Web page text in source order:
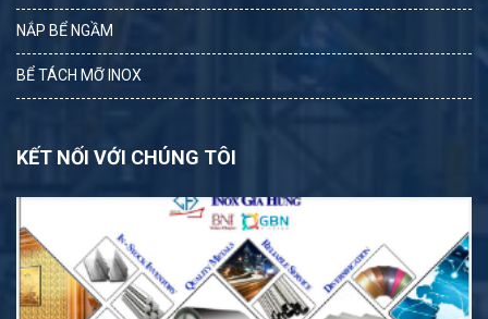
NẮP BỂ NGẦM
BỂ TÁCH MỠ INOX
KẾT NỐI VỚI CHÚNG TÔI